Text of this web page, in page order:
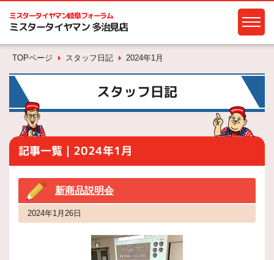
ミスタータイヤマン岐阜フォーラム
ミスタータイヤマン 多治見店
TOPページ スタッフ日記 2024年1月
スタッフ日記
記事一覧｜2024年1月
新商品説明会
2024年1月26日